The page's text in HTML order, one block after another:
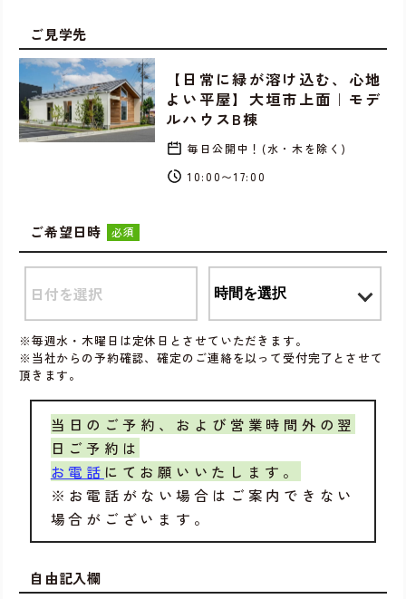
ご見学先
【日常に緑が溶け込む、心地
よい平屋】大垣市上面｜モデ
ルハウスB棟
毎日公開中！(水・木を除く)
10:00〜17:00
ご希望日時 必須
※毎週水・木曜日は定休日とさせていただきます。
※当社からの予約確認、確定のご連絡を以って受付完了とさせて
頂きます。
当日のご予約、および営業時間外の翌
日ご予約は
お電話 にてお願いいたします。
※お電話がない場合はご案内できない
場合がございます。
自由記入欄